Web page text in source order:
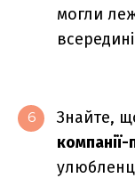
могли
6
Знайте,